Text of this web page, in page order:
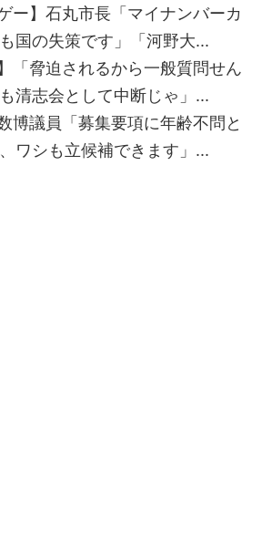
ー】石丸市長「マイナンバーカ
国の失策です」「河野大...
「脅迫されるから一般質問せん
清志会として中断じゃ」...
博議員「募集要項に年齢不問と
ワシも立候補できます」...